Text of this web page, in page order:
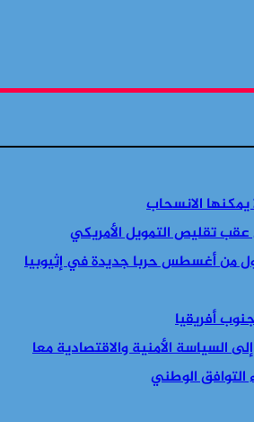
يمكنها الانسحاب
عقب تقليص التمويل الأمريكي
من أغسطس حربا جديدة في إثيوبيا
التوافق الوطني